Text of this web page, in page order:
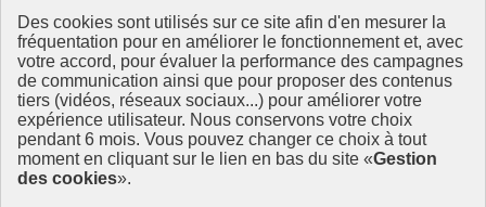
Des cookies sont utilisés sur ce site afin d'en mesurer la
fréquentation pour en améliorer le fonctionnement et, avec
votre accord, pour évaluer la performance des campagnes
de communication ainsi que pour proposer des contenus
tiers (vidéos, réseaux sociaux...) pour améliorer votre
expérience utilisateur. Nous conservons votre choix
pendant 6 mois. Vous pouvez changer ce choix à tout
moment en cliquant sur le lien en bas du site «Gestion
des cookies».
Un webinaire pour passer à l’action : rendez-vous le
12 juin pour rejoindre la dynamique de la SEDD
2025
Vous souhaitez inscrire un projet à la SEDD 2025 ou en savoir plus
sur cette initiative européenne ? Ne manquez pas le webinaire du 12
juin à 13h30, conçu pour vous guider pas à pas dans votre démarche
et vous inspirer grâce à des témoignages concrets.